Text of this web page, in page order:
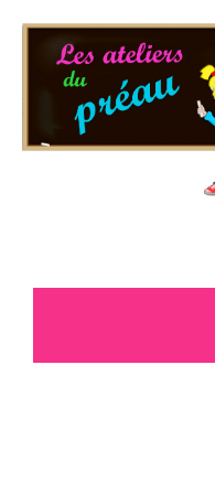
contenu